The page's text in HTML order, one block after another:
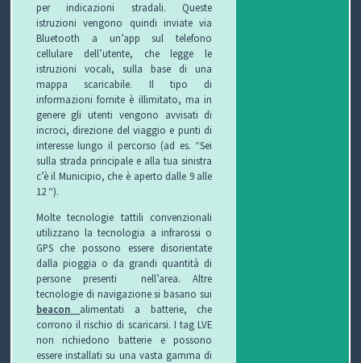
per indicazioni stradali. Queste
istruzioni vengono quindi inviate via
Bluetooth a un’app sul telefono
cellulare dell’utente, che legge le
istruzioni vocali, sulla base di una
mappa scaricabile. Il tipo di
informazioni fornite è illimitato, ma in
genere gli utenti vengono avvisati di
incroci, direzione del viaggio e punti di
interesse lungo il percorso (ad es. “Sei
sulla strada principale e alla tua sinistra
c’è il Municipio, che è aperto dalle 9 alle
12 “).
Molte tecnologie tattili convenzionali
utilizzano la tecnologia a infrarossi o
GPS che possono essere disorientate
dalla pioggia o da grandi quantità di
persone presenti nell’area. Altre
tecnologie di navigazione si basano sui
beacon
alimentati a batterie, che
corrono il rischio di scaricarsi. I tag LVE
non richiedono batterie e possono
essere installati su una vasta gamma di